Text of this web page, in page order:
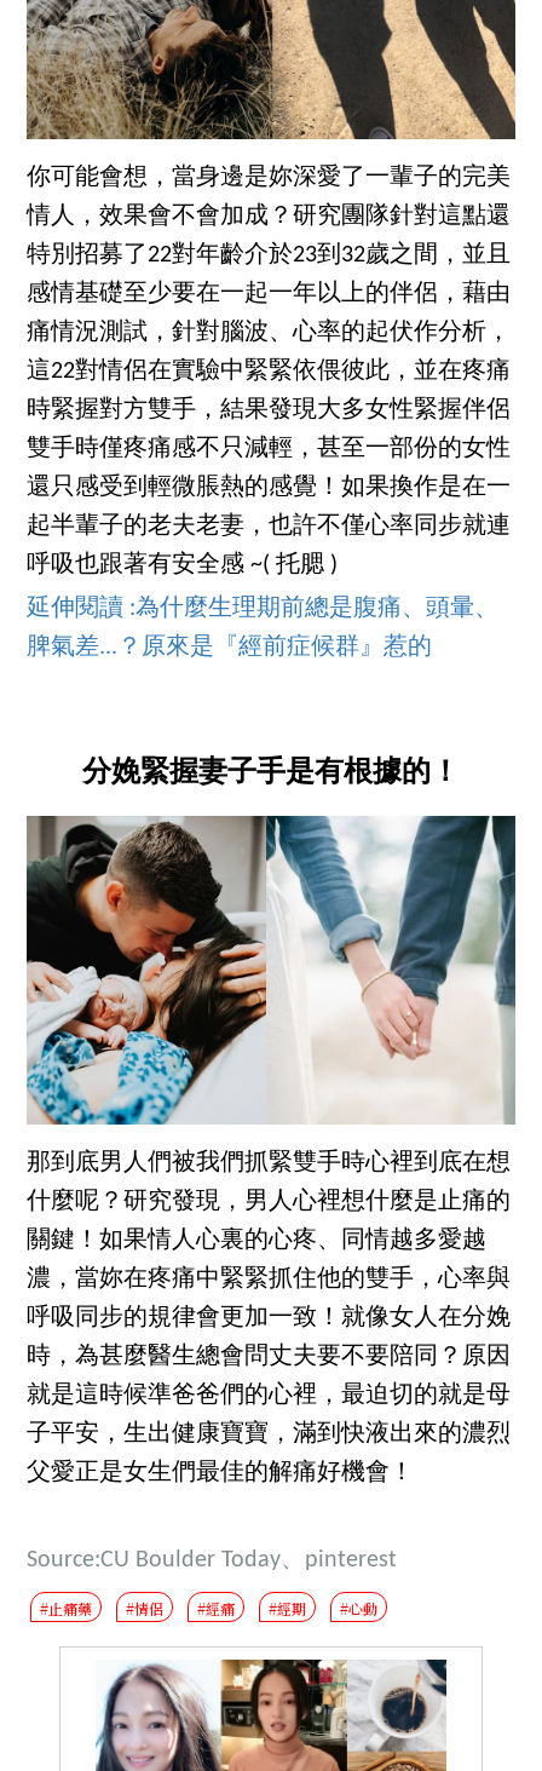
你可能會想，當身邊是妳深愛了一輩子的完美
情人，效果會不會加成？研究團隊針對這點還
特別招募了22對年齡介於23到32歲之間，並且
感情基礎至少要在一起一年以上的伴侶，藉由
痛情況測試，針對腦波、心率的起伏作分析，
這22對情侶在實驗中緊緊依偎彼此，並在疼痛
時緊握對方雙手，結果發現大多女性緊握伴侶
雙手時僅疼痛感不只減輕，甚至一部份的女性
還只感受到輕微脹熱的感覺！如果換作是在一
起半輩子的老夫老妻，也許不僅心率同步就連
呼吸也跟著有安全感 ~( 托腮 )
延伸閱讀 :為什麼生理期前總是腹痛、頭暈、
脾氣差...？原來是『經前症候群』惹的
分娩緊握妻子手是有根據的！
那到底男人們被我們抓緊雙手時心裡到底在想
什麼呢？研究發現，男人心裡想什麼是止痛的
關鍵！如果情人心裏的心疼、同情越多愛越
濃，當妳在疼痛中緊緊抓住他的雙手，心率與
呼吸同步的規律會更加一致！就像女人在分娩
時，為甚麼醫生總會問丈夫要不要陪同？原因
就是這時候準爸爸們的心裡，最迫切的就是母
子平安，生出健康寶寶，滿到快液出來的濃烈
父愛正是女生們最佳的解痛好機會！
Source:CU Boulder Today、pinterest
#止痛藥 #情侶 #經痛 #經期 #心動